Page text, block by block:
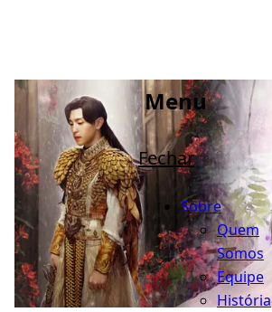
Menu
Fechar
Sobre
Quem
Somos
Equipe
História